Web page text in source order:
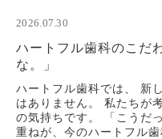
ニングを目指していま
ホワイトニングを検討さ
思われる方もいらっしゃ
し、本当に医院の価値を
ん […]
2026.07.30
ハートフル歯科のこだ
な。」
ハートフル歯科では、 新
はありません。 私たちが
の気持ちです。 「こうだ
重ねが、今のハートフル